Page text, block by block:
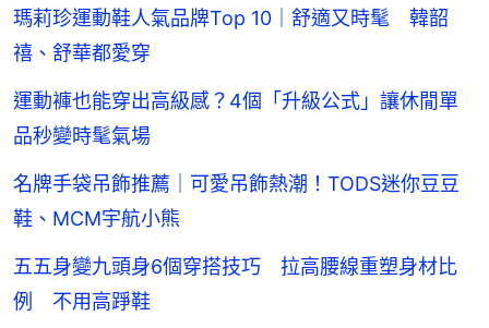
瑪莉珍運動鞋人氣品牌Top 10｜舒適又時髦 韓韶
禧、舒華都愛穿
運動褲也能穿出高級感？4個「升級公式」讓休閒單
品秒變時髦氣場
名牌手袋吊飾推薦｜可愛吊飾熱潮！TODS迷你豆豆
鞋、MCM宇航小熊
五五身變九頭身6個穿搭技巧 拉高腰線重塑身材比
例 不用高踭鞋